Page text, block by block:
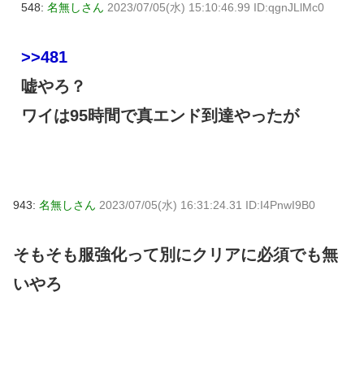
548: 名無しさん 2023/07/05(水) 15:10:46.99 ID:qgnJLlMc0
>>481
嘘やろ？
ワイは95時間で真エンド到達やったが
943: 名無しさん 2023/07/05(水) 16:31:24.31 ID:I4PnwI9B0
そもそも服強化って別にクリアに必須でも無
いやろ